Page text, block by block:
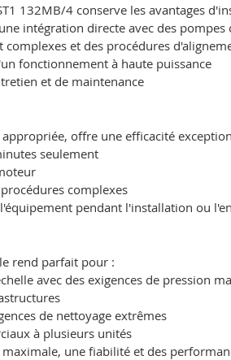
132MB/4 conserve les avantages
intégration directe avec des pompes
et des procédures
fonctionnement à haute puissance
et de maintenance
offre une efficacité
seulement
complexes
pendant l'installation ou
rend parfait pour :
avec des exigences de pression
de nettoyage extrêmes
à plusieurs unités
une fiabilité et des